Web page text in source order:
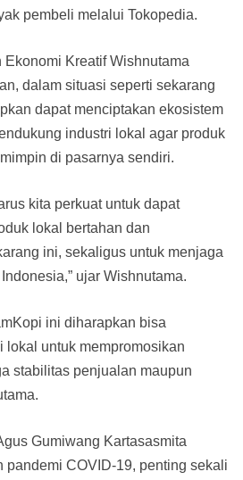
pembeli melalui Tokopedia.
Ekonomi Kreatif Wishnutama
dalam situasi seperti sekarang
dapat menciptakan ekosistem
industri lokal agar produk
di pasarnya sendiri.
kita perkuat untuk dapat
lokal bertahan dan
ini, sekaligus untuk menjaga
ujar Wishnutama.
ini diharapkan bisa
lokal untuk mempromosikan
stabilitas penjualan maupun
Gumiwang Kartasasmita​
pandemi COVID-19, penting sekali